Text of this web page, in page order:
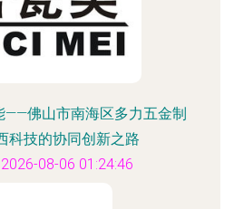
——佛山市南海区多力五金制
科技的协同创新之路
08-06 01:24:46